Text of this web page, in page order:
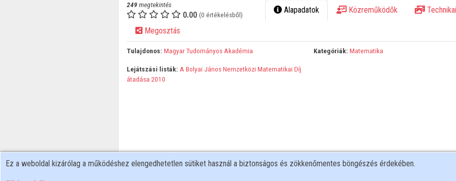
249megtekintés
0.00 (0 értékelésből) Alapadatok Közreműködők
Megosztás
Tulajdonos: Magyar Tudományos Akadémia Kategóriák: Matematika
Lejátszási listák: A Bolyai János Nemzetközi Matematikai Díj
átadása 2010
Ez a weboldal kizárólag a működéshez elengedhetetlen sütiket használ a biztonságos és zökkenőmentes böngészés érdekében.